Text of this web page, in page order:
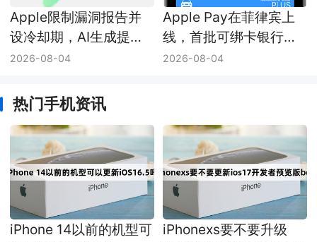
Apple限制漏洞报告并
设冷却期，AI生成提交
挤满审核队列
2026-08-04
Apple Pay在菲律宾上
线，首批可绑卡银行已
有四家
2026-08-04
热门手机资讯
iPhone 14以前的机型可
iPhonexs要不要升级